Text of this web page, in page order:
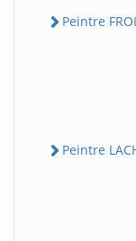
Peintre
Peintre